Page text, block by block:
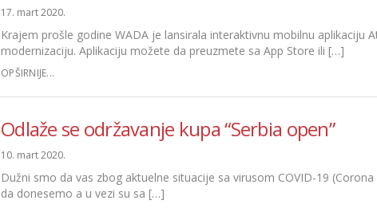
17. mart 2020.
Krajem prošle godine WADA je lansirala interaktivnu mobilnu
modernizaciju. Aplikaciju možete da preuzmete sa App Store ili […]
OPŠIRNIJE...
Odlaže se održavanje kupa “Serbia open”
10. mart 2020.
Dužni smo da vas zbog aktuelne situacije sa virusom COVID-19
da donesemo a u vezi su sa […]